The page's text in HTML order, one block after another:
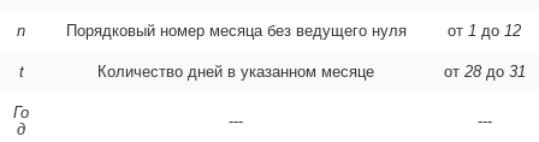
n Порядковый номер месяца без ведущего нуля от 1 до 12
t Количество дней в указанном месяце от 28 до 31
Го
д
--- ---